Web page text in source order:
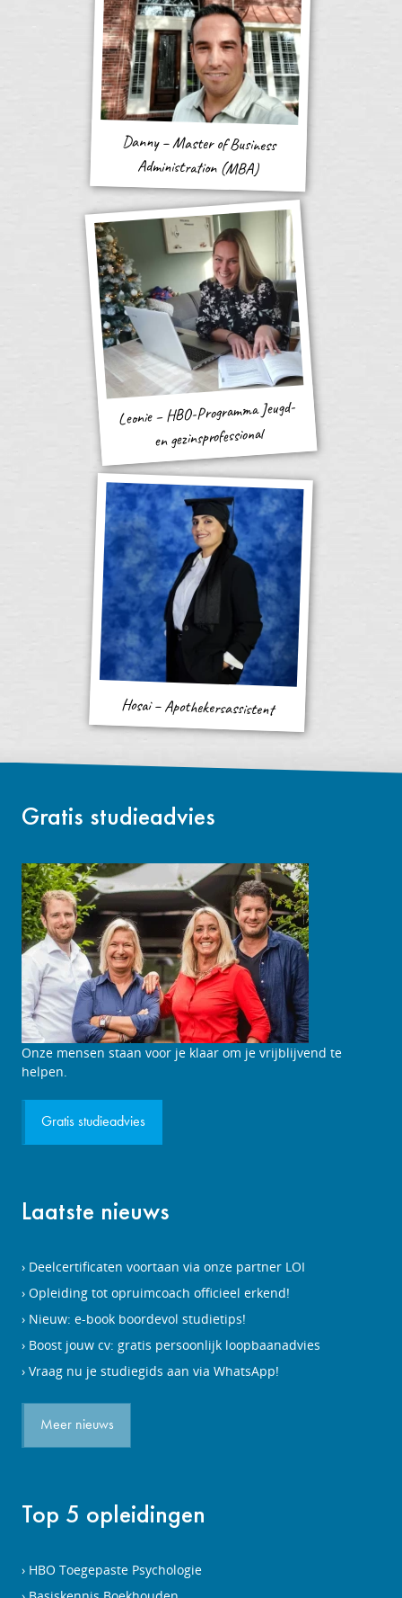
Danny – Master of Business
Administration (MBA)
Leonie – HBO-Programma Jeugd-
en gezinsprofessional
Hosai – Apothekersassistent
Gratis studieadvies
Studieadviesgesprek
aanvragen
Onze mensen staan voor je klaar om je vrijblijvend te
helpen.
Gratis studieadvies
Laatste nieuws
Deelcertificaten voortaan via onze partner LOI
Opleiding tot opruimcoach officieel erkend!
Nieuw: e-book boordevol studietips!
Boost jouw cv: gratis persoonlijk loopbaanadvies
Vraag nu je studiegids aan via WhatsApp!
Meer nieuws
Top 5 opleidingen
HBO Toegepaste Psychologie